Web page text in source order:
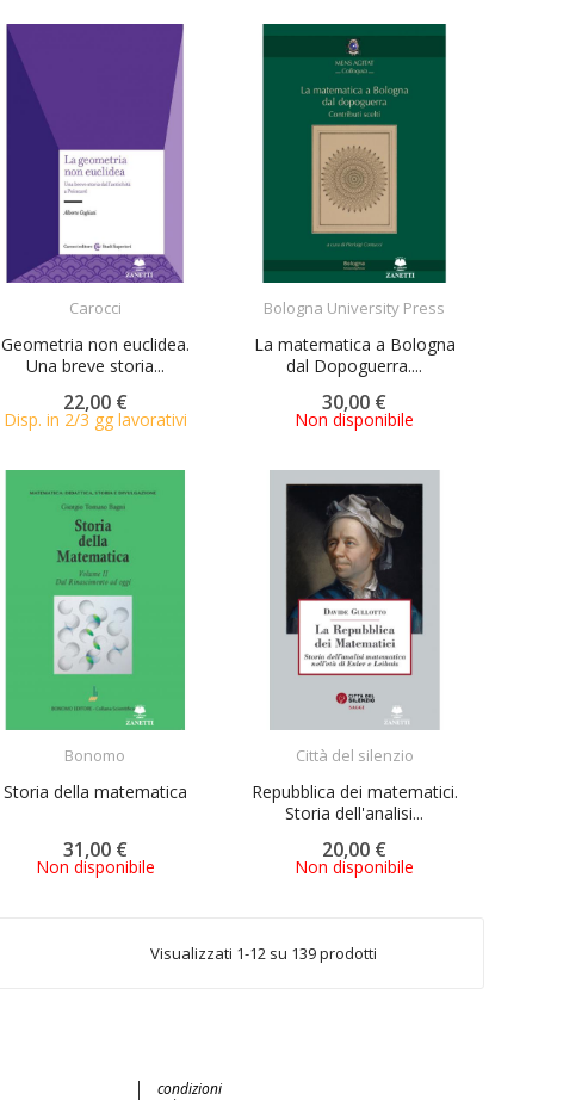
Carocci
Geometria non euclidea.
Una breve storia...
22,00 €
Disp. in 2/3 gg lavorativi
Bologna University Press
La matematica a Bologna
dal Dopoguerra....
30,00 €
Non disponibile
Bonomo
Storia della matematica
31,00 €
Non disponibile
Città del silenzio
Repubblica dei matematici.
Storia dell'analisi...
20,00 €
Non disponibile
Visualizzati 1-12 su 139 prodotti
condizioni